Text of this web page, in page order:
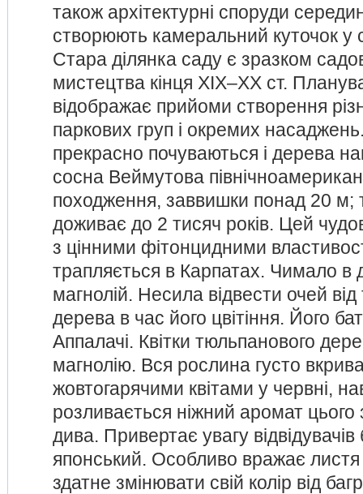
також архітектурні споруди
створюють камеральний куточок у
Стара ділянка саду є зразком
мистецтва кінця ХІХ–ХХ ст.
відображає прийоми створення
паркових груп і окремих
прекрасно почуваються і дерева
сосна Веймутова
походження, заввишки понад 20 м;
доживає до 2 тисяч років. Цей
з цінними фітонцидними
трапляється в Карпатах. Чимало в
магнолій. Несила відвести очей
дерева в час його цвітіння. Його
Аппалачі. Квітки тюльпанового
магнолію. Вся рослина густо
жовтогарячими квітами у червні,
розливається ніжний аромат цього
дива. Привертає увагу відвідувачів
японський. Особливо вражає листя
здатне змінювати свій колір від